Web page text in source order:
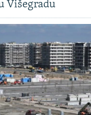
Višegradu